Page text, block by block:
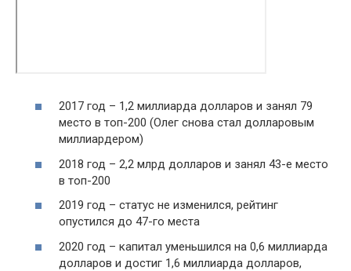
2017 год – 1,2 миллиарда долларов и занял 79
место в топ-200 (Олег снова стал долларовым
миллиардером)
2018 год – 2,2 млрд долларов и занял 43-е место
в топ-200
2019 год – статус не изменился, рейтинг
опустился до 47-го места
2020 год – капитал уменьшился на 0,6 миллиарда
долларов и достиг 1,6 миллиарда долларов,